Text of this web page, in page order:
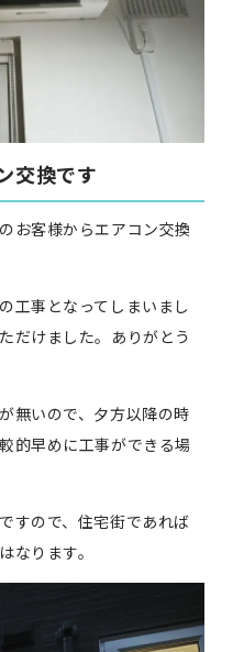
交換です
お客様からエアコン交換
工事となってしまいまし
だけました。ありがとう
無いので、夕方以降の時
的早めに工事ができる場
すので、住宅街であれば
なります。